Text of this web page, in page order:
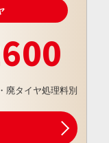
廃タイヤ処理料別